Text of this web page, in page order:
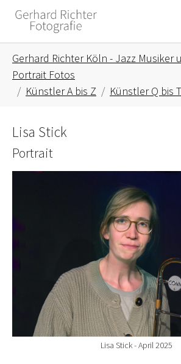
Skip to main content
Skip to page footer
Gerhard Richter Köln - Jazz Musiker
Portrait Fotos
Künstler A bis Z
Künstler Q bis T
Lisa Stick
Portrait
Lisa Stick - April 2025